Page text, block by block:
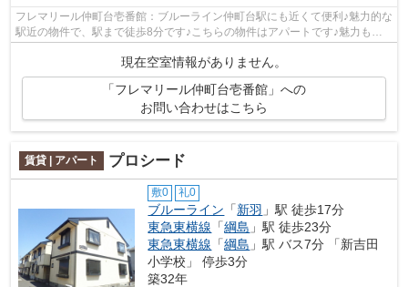
フレマリール仲町台壱番館：ブルーライン仲町台駅にも近くて便利♪魅力的な
駅近の物件で、駅まで徒歩8分です♪こちらの物件はアパートです♪魅力も多
現在空室情報がありません。
「フレマリール仲町台壱番館」への
お問い合わせはこちら
賃貸 | アパート プロシード
敷0 礼0
ブルーライン 「新羽 」駅 徒歩17分
東急東横線 「綱島 」駅 徒歩23分
東急東横線 「綱島 」駅 バス7分 「新吉田
小学校」 停歩3分
築32年